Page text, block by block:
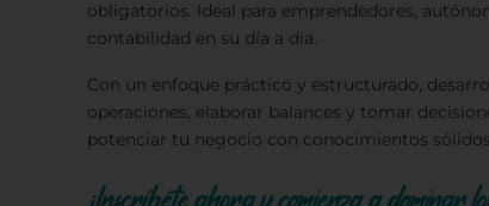
obligatorios. Ideal para emprendedores,
contabilidad en su día a día.
Con un enfoque práctico y estructurado,
operaciones, elaborar balances y tomar
potenciar tu negocio con conocimientos